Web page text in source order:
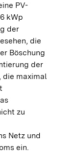
PV-
kWp
der
die
Böschung
der
die maximal
zu
Netz und
ein.